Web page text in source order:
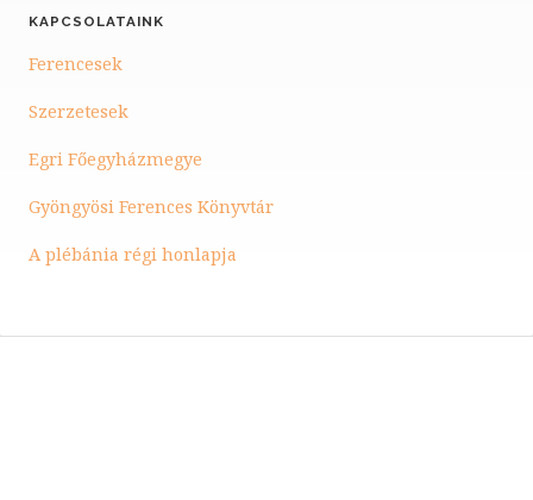
KAPCSOLATAINK
Ferencesek
Szerzetesek
Egri Főegyházmegye
Gyöngyösi Ferences Könyvtár
A plébánia régi honlapja